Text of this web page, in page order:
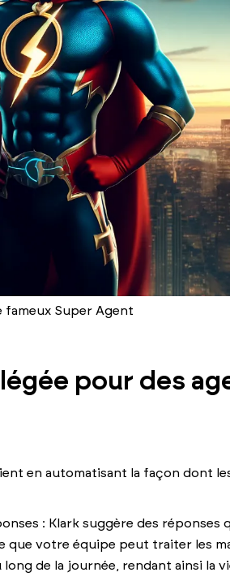
fameux Super Agent
pour des
en automatisant la façon dont
: Klark suggère des
que votre équipe peut traiter les
de la journée, rendant ainsi la